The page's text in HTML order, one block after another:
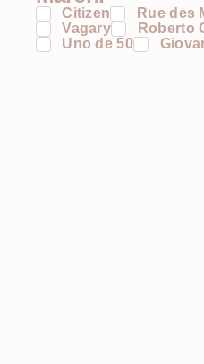
Citizen Rue des
Vagary
Roberto
Uno de 50